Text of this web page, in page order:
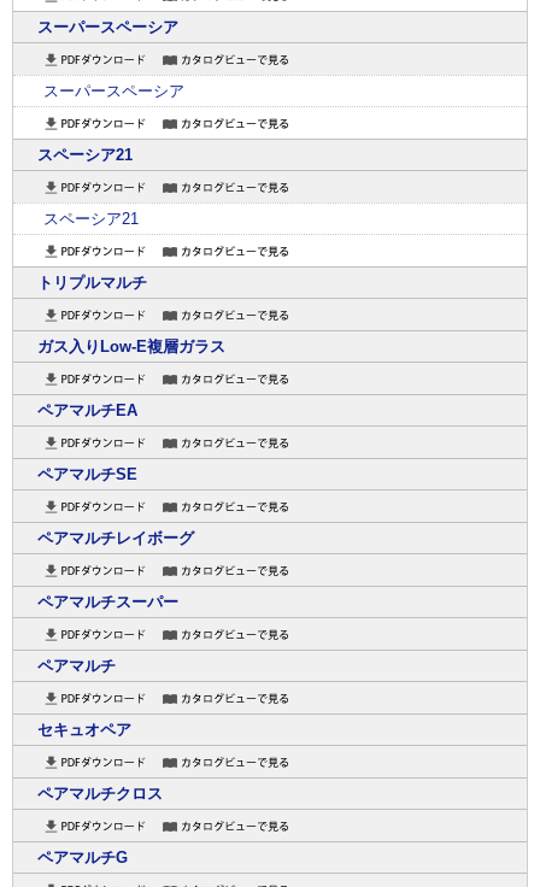
スーパースペーシア
スーパースペーシア
スペーシア21
スペーシア21
トリプルマルチ
ガス入りLow-E複層ガラス
ペアマルチEA
ペアマルチSE
ペアマルチレイボーグ
ペアマルチスーパー
ペアマルチ
セキュオペア
ペアマルチクロス
ペアマルチG